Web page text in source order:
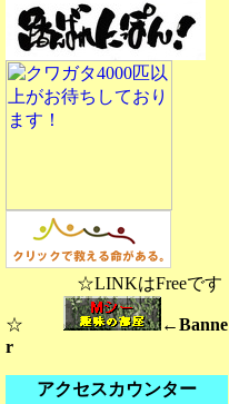
☆LINKはFreeです
☆
←Banne
r
アクセスカウンター